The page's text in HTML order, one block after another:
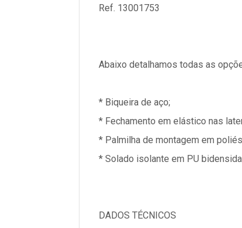
Ref. 13001753
Abaixo detalhamos todas as
* Biqueira de aço;
* Fechamento em elástico nas
* Palmilha de montagem em
* Solado isolante em PU
DADOS TÉCNICOS